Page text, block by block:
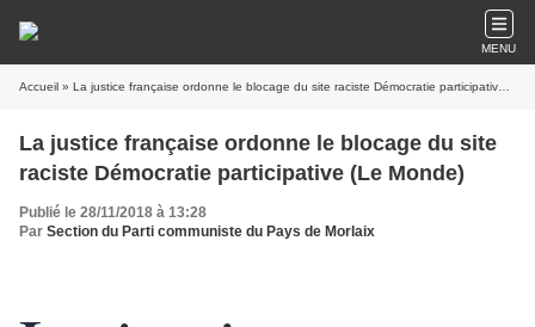
MENU
Accueil » La justice française ordonne le blocage du site raciste Démocratie participative (Le Monde)
La justice française ordonne le blocage du site
raciste Démocratie participative (Le Monde)
Publié le 28/11/2018 à 13:28
Par Section du Parti communiste du Pays de Morlaix